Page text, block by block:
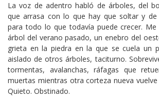
La voz de adentro habló de árboles, del
que arrasa con lo que hay que soltar y de
para todo lo que todavía puede crecer. Me
árbol del verano pasado, un enebro del
grieta en la piedra en la que se cuela un
aislado de otros árboles, taciturno.
tormentas, avalanchas, ráfagas que
muertas mientras otra corteza nueva
Quieto. Obstinado.